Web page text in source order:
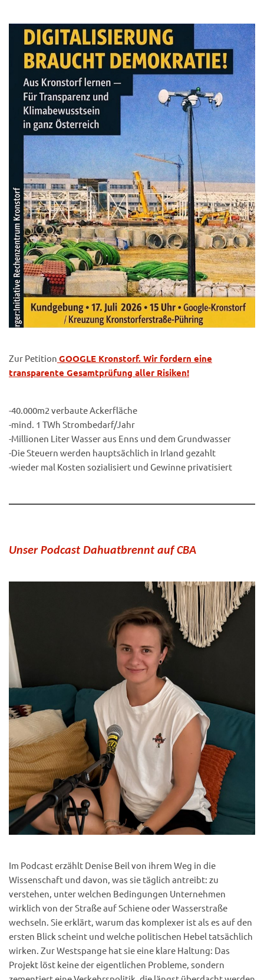
Zur Petition GOOGLE Kronstorf. Wir fordern eine
transparente Gesamtprüfung aller Risiken!
-40.000m2 verbaute Ackerfläche
-mind. 1 TWh Strombedarf/Jahr
-Millionen Liter Wasser aus Enns und dem Grundwasser
-Die Steuern werden hauptsächlich in Irland gezahlt
-wieder mal Kosten sozialisiert und Gewinne privatisiert
Unser Podcast Dahuatbrennt auf CBA
Im Podcast erzählt Denise Beil von ihrem Weg in die
Wissenschaft und davon, was sie täglich antreibt: zu
verstehen, unter welchen Bedingungen Unternehmen
wirklich von der Straße auf Schiene oder Wasserstraße
wechseln. Sie erklärt, warum das komplexer ist als es auf den
ersten Blick scheint und welche politischen Hebel tatsächlich
wirken. Zur Westspange hat sie eine klare Haltung: Das
Projekt löst keine der eigentlichen Probleme, sondern